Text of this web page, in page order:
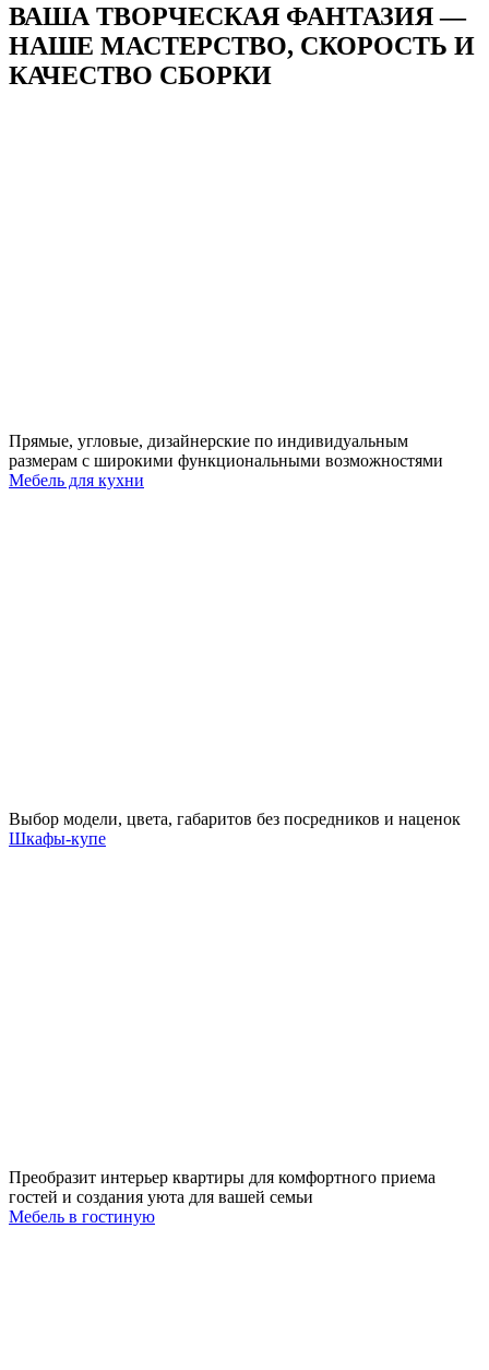
ВАША ТВОРЧЕСКАЯ ФАНТАЗИЯ —
НАШЕ МАСТЕРСТВО, СКОРОСТЬ И
КАЧЕСТВО СБОРКИ
Прямые, угловые, дизайнерские по индивидуальным
размерам с широкими функциональными возможностями
Мебель для кухни
Выбор модели, цвета, габаритов без посредников и наценок
Шкафы-купе
Преобразит интерьер квартиры для комфортного приема
гостей и создания уюта для вашей семьи
Мебель в гостиную